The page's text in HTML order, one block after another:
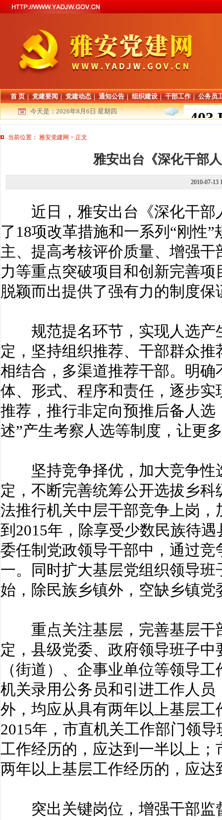
首 页 党建要闻 党建动态 通知公告 组织建设 干部工作
公务员
今天是：2026年8月6日 星期四
当前位置： 雅安党建网 > 正文
雅安出台《深化干部
2010-07-
近日，雅安出台《深化干部
了18项改革措施和一系列“刚性
主、提高考核评价质量、增强
力等重点突破项目和创新完善
脱颖而出提供了强有力的制度保
规范提名环节，实现人选产
定，坚持组织推荐、干部群众
相结合，多渠道推荐干部。明
体、形式、程序和责任，逐步
推荐，推行非定向预推后备人
述”产生考察人选等制度，让更
坚持竞争择优，加大竞争性
定，不断完善统筹公开选拔乡
法推行机关中层干部竞争上岗
到2015年，除享受少数民族待
委任制党政领导干部中，通过
一。同时扩大基层党组织领导
始，除民族乡镇外，空缺乡镇
重点关注基层，完善基层干
定，县级党委、政府领导班子
（街道）、企事业单位等领导
机关录用公务员和引进工作人
外，均应从具有两年以上基层
2015年，市直机关工作部门领
工作经历的，应达到一半以上
两年以上基层工作经历的，应达
突出关键岗位，增强干部监